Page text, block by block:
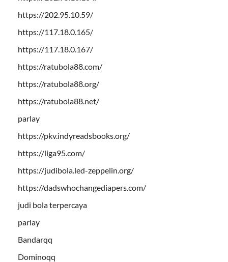
https://202.95.10.59/
https://117.18.0.165/
https://117.18.0.167/
https://ratubola88.com/
https://ratubola88.org/
https://ratubola88.net/
parlay
https://pkv.indyreadsbooks.org/
https://liga95.com/
https://judibola.led-zeppelin.org/
https://dadswhochangediapers.com/
judi bola terpercaya
parlay
Bandarqq
Dominoqq